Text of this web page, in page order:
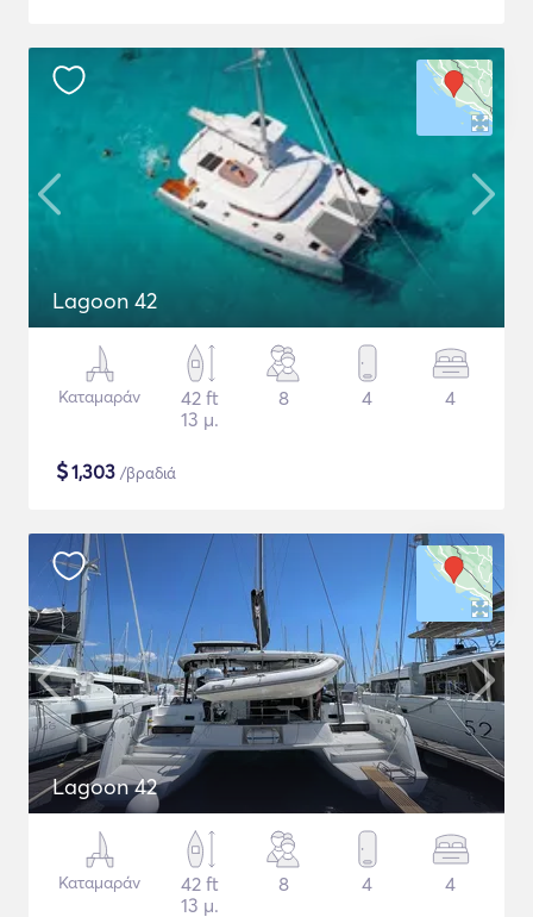
Lagoon 42
Καταμαράν
42 ft
13 μ.
8 4 4
$1,303 /βραδιά
Lagoon 42
Καταμαράν
42 ft
13 μ.
8 4 4